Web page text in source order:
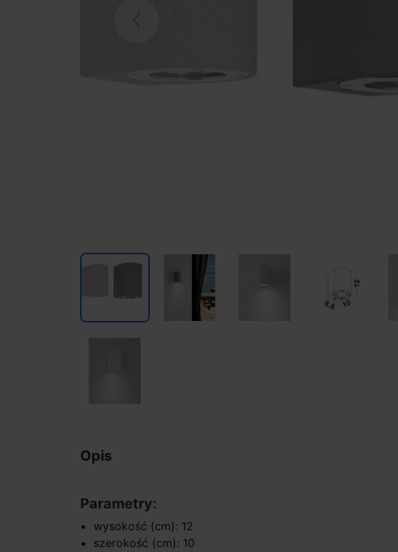
Previous
Opis
Parametry:
wysokość (cm): 12
szerokość (cm): 10